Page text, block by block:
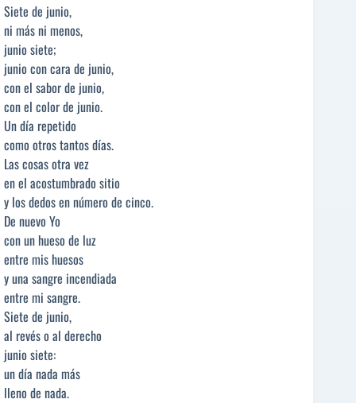
Siete de junio,
ni más ni menos,
junio siete;
junio con cara de junio,
con el sabor de junio,
con el color de junio.
Un día repetido
como otros tantos días.
Las cosas otra vez
en el acostumbrado sitio
y los dedos en número de cinco.
De nuevo Yo
con un hueso de luz
entre mis huesos
y una sangre incendiada
entre mi sangre.
Siete de junio,
al revés o al derecho
junio siete:
un día nada más
lleno de nada.